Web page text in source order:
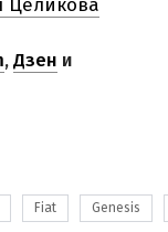
Целикова
,Дзен и
Fiat Genesis